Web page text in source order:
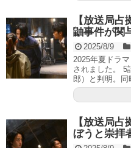
【放送局
鼬事件が関
2025/8/9
2025年夏ドラ
されました。 5
郎）と判明。同
【放送局
ぼうと崇拝